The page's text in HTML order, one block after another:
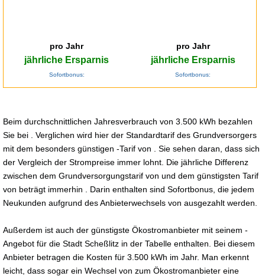
pro Jahr
jährliche Ersparnis
Sofortbonus:
pro Jahr
jährliche Ersparnis
Sofortbonus:
Beim durchschnittlichen Jahresverbrauch von 3.500 kWh bezahlen
Sie bei . Verglichen wird hier der Standardtarif des Grundversorgers
mit dem besonders günstigen -Tarif von . Sie sehen daran, dass sich
der Vergleich der Strompreise immer lohnt. Die jährliche Differenz
zwischen dem Grundversorgungstarif von und dem günstigsten Tarif
von beträgt immerhin . Darin enthalten sind Sofortbonus, die jedem
Neukunden aufgrund des Anbieterwechsels von ausgezahlt werden.
Außerdem ist auch der günstigste Ökostromanbieter mit seinem -
Angebot für die Stadt Scheßlitz in der Tabelle enthalten. Bei diesem
Anbieter betragen die Kosten für 3.500 kWh im Jahr. Man erkennt
leicht, dass sogar ein Wechsel von zum Ökostromanbieter eine